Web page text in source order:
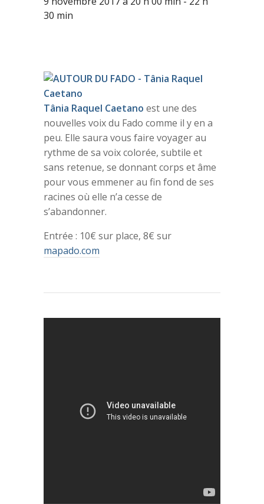
30 min
Tânia Raquel Caetano est une des
nouvelles voix du Fado comme il y en a
peu. Elle saura vous faire voyager au
rythme de sa voix colorée, subtile et
sans retenue, se donnant corps et âme
pour vous emmener au fin fond de ses
racines où elle n’a cesse de
s’abandonner.
Entrée : 10€ sur place, 8€ sur
mapado.com